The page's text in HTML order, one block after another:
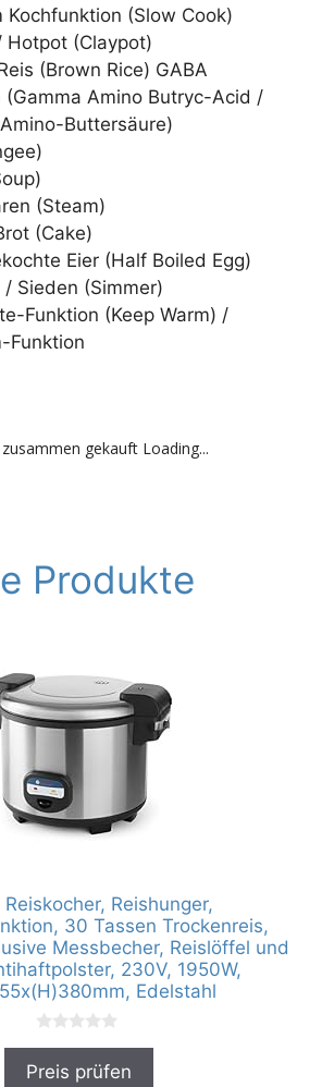
Kochfunktion (Slow Cook)
Hotpot (Claypot)
(Brown Rice) GABA
(Gamma Amino Butryc-Acid /
Buttersäure)
(Steam)
(Cake)
Eier (Half Boiled Egg)
/ Sieden (Simmer)
Funktion (Keep Warm) /
Funktion
gekauft Loading...
Produkte
Reiskocher, Reishunger,
30 Tassen Trockenreis,
Messbecher, Reislöffel und
230V, 1950W,
Edelstahl
0
o
Preis prüfen